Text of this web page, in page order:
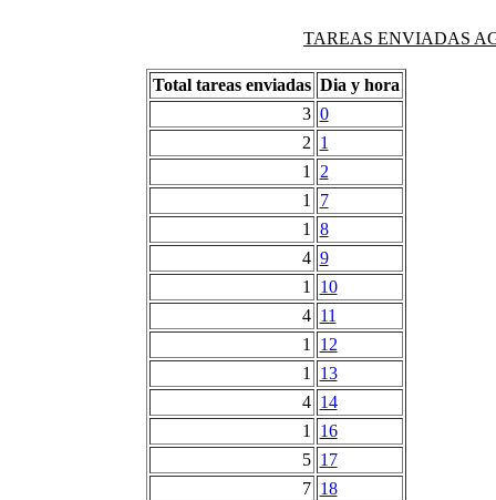
TAREAS ENVIADAS
Total tareas enviadas Dia y hora
3 0
2 1
1
2
1
7
1
8
4 9
1
10
4 11
1
12
1
13
4 14
1
16
5 17
7 18